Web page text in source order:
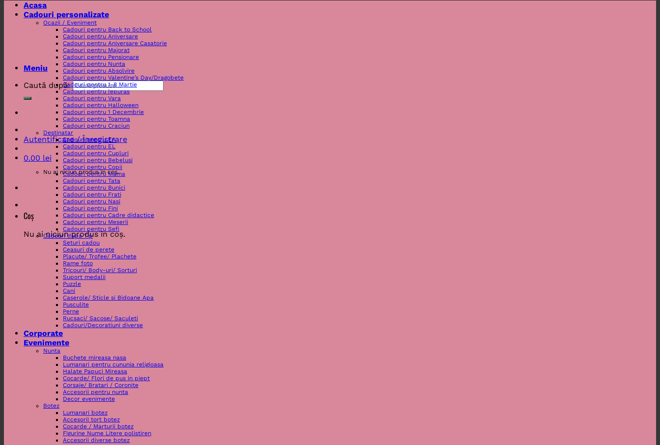
Meniu
Caută după:
Autentificare / Înregistrare
0.00 lei
Nu ai niciun produs în coș.
Coș
Nu ai niciun produs în coș.
Acasa
Cadouri personalizate
Ocazii / Eveniment
Cadouri pentru Back to School
Cadouri pentru Aniversare
Cadouri pentru Aniversare Casatorie
Cadouri pentru Majorat
Cadouri pentru Pensionare
Cadouri pentru Nunta
Cadouri pentru Absolvire
Cadouri pentru Valentine’s Day/Dragobete
Cadouri pentru 1-8 Martie
Cadouri pentru Iepuras
Cadouri pentru Vara
Cadouri pentru Halloween
Cadouri pentru 1 Decembrie
Cadouri pentru Toamna
Cadouri pentru Craciun
Destinatar
Cadouri pentru EA
Cadouri pentru EL
Cadouri pentru Cupluri
Cadouri pentru Bebelusi
Cadouri pentru Copii
Cadouri pentru Mama
Cadouri pentru Tata
Cadouri pentru Bunici
Cadouri pentru Frati
Cadouri pentru Nasi
Cadouri pentru Fini
Cadouri pentru Cadre didactice
Cadouri pentru Meserii
Cadouri pentru Sefi
Cadouri dupa Tip
Seturi cadou
Ceasuri de perete
Placute/ Trofee/ Plachete
Rame foto
Tricouri/ Body-uri/ Sorturi
Suport medalii
Puzzle
Cani
Caserole/ Sticle si Bidoane Apa
Pusculite
Perne
Rucsaci/ Sacose/ Saculeti
Cadouri/Decoratiuni diverse
Corporate
Evenimente
Nunta
Buchete mireasa nasa
Lumanari pentru cununia religioasa
Halate Papuci Mireasa
Cocarde/ Flori de pus in piept
Corsaje/ Bratari / Coronite
Accesorii pentru nunta
Decor evenimente
Botez
Lumanari botez
Accesorii tort botez
Cocarde / Marturii botez
Figurine Nume Litere polistiren
Accesorii diverse botez